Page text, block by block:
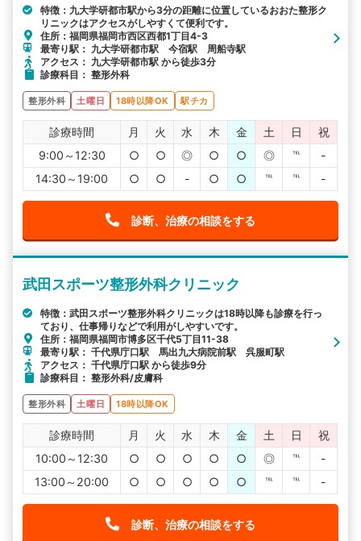
特徴：九大学研都市駅から3分の距離に位置しているおおた整形ク
リニックはアクセスがしやすくて便利です。
住所：福岡県福岡市西区西都1丁目4-3
最寄り駅： 九大学研都市駅 今宿駅 周船寺駅
アクセス： 九大学研都市駅 から徒歩3分
診療科目： 整形外科
整形外科 土曜日 18時以降OK 駅チカ
診療時間 月 火 水 木 金 土 日
祝
9:00～12:30
○ ○ ◎ ○ ○ ◎ ℡
-
14:30～19:00
○ ○ - ○ ○ ℡ ℡ -
診断、治療の相談をする
武田スポーツ整形外科クリニック
特徴：武田スポーツ整形外科クリニックは18時以降も診療を行っ
ており、仕事帰りなどで利用がしやすいです。
住所：福岡県福岡市博多区千代5丁目11-38
最寄り駅： 千代県庁口駅 馬出九大病院前駅 呉服町駅
アクセス： 千代県庁口駅 から徒歩9分
診療科目： 整形外科/皮膚科
整形外科 土曜日 18時以降OK
診療時間 月 火 水 木 金 土 日
祝
10:00～12:30
○ ○ ○ ○ ○ ◎ ℡
-
13:00～20:00
○ ○ ○ ○ ○ ℡ ℡ -
診断、治療の相談をする